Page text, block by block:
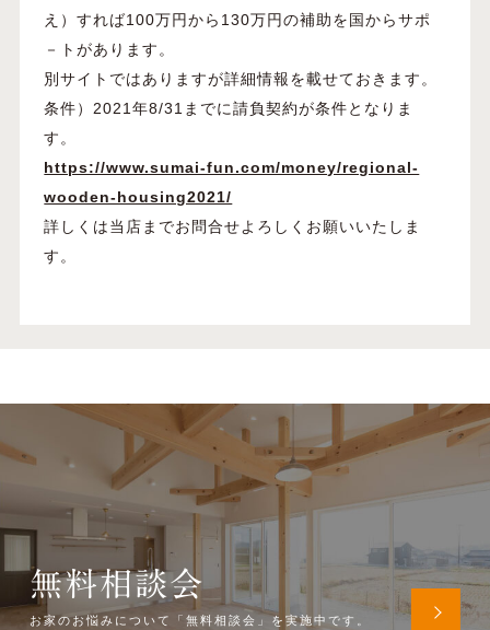
え）すれば100万円から130万円の補助を国からサポ
－トがあります。
別サイトではありますが詳細情報を載せておきます。
条件）2021年8/31までに請負契約が条件となりま
す。
https://www.sumai-fun.com/money/regional-
wooden-housing2021/
詳しくは当店までお問合せよろしくお願いいたしま
す。
無料相談会
お家のお悩みについて「無料相談会」を実施中です。